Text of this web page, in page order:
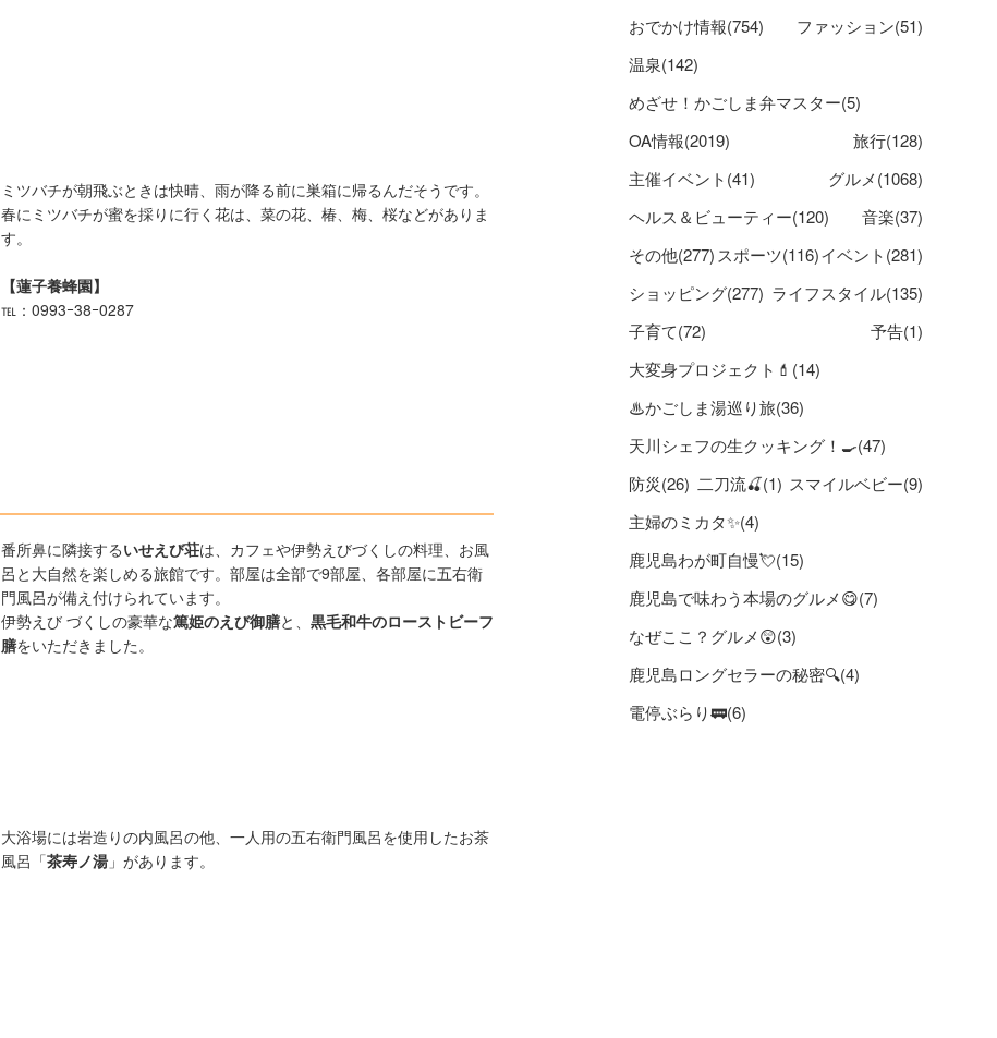
ミツバチが朝飛ぶときは快晴、雨が降る前に巣箱に帰るんだそうです。
春にミツバチが蜜を採りに行く花は、菜の花、椿、梅、桜などがありま
す。
【蓮子養蜂園】
℡：0993ｰ38ｰ0287
番所鼻に隣接するいせえび荘は、カフェや伊勢えびづくしの料理、お風
呂と大自然を楽しめる旅館です。部屋は全部で9部屋、各部屋に五右衛
門風呂が備え付けられています。
伊勢えび づくしの豪華な篤姫のえび御膳と、 黒毛和牛のローストビーフ
膳をいただきました。
大浴場には岩造りの内風呂の他、一人用の五右衛門風呂を使用したお茶
風呂「茶寿ノ湯 」があります。
おでかけ情報(754)
ファッション(51)
温泉(142)
めざせ！かごしま弁マスター(5)
OA情報(2019)
旅行(128)
主催イベント(41)
グルメ(1068)
ヘルス＆ビューティー(120)
音楽(37)
その他(277) スポーツ(116)イベント(281)
ショッピング(277) ライフスタイル(135)
子育て(72)
予告(1)
大変身プロジェクト💄(14)
♨かごしま湯巡り旅(36)
天川シェフの生クッキング！🍳(47)
防災(26) 二刀流🍒(1) スマイルベビー(9)
主婦のミカタ✨(4)
鹿児島わが町自慢💘(15)
鹿児島で味わう本場のグルメ😋(7)
なぜここ？グルメ😲(3)
鹿児島ロングセラーの秘密🔍(4)
電停ぶらり🚃(6)